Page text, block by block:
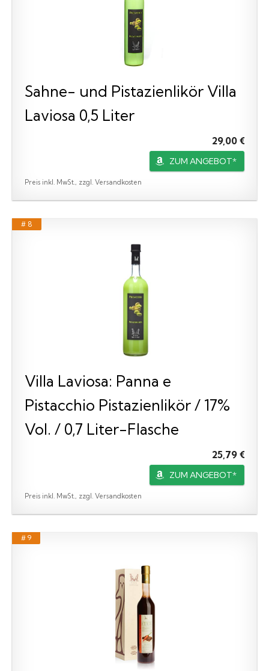
Sahne- und Pistazienlikör Villa
Laviosa 0,5 Liter
29,00 €
ZUM ANGEBOT*
Preis inkl. MwSt., zzgl. Versandkosten
# 8
Villa Laviosa: Panna e
Pistacchio Pistazienlikör / 17%
Vol. / 0,7 Liter-Flasche
25,79 €
ZUM ANGEBOT*
Preis inkl. MwSt., zzgl. Versandkosten
# 9